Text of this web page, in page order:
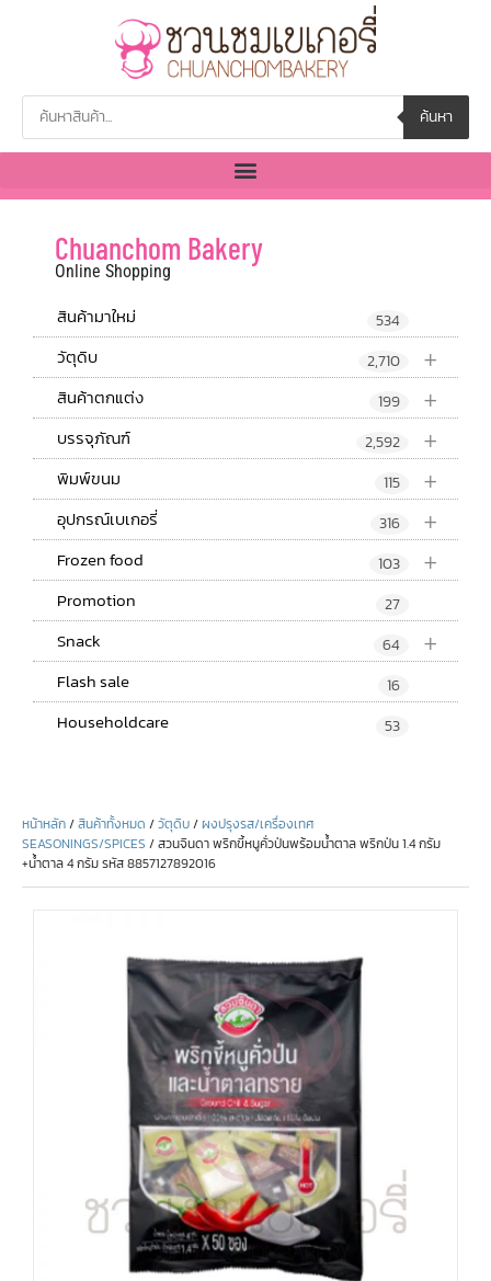
ค้นหา
Chuanchom Bakery
Online Shopping
สินค้ามาใหม่ 534
+
วัตุดิบ 2,710
+
สินค้าตกแต่ง 199
+
บรรจุภัณฑ์ 2,592
+
พิมพ์ขนม 115
+
อุปกรณ์เบเกอรี่ 316
+
Frozen food 103
Promotion 27
+
Snack 64
Flash sale 16
Householdcare 53
หน้าหลัก/สินค้าทั้งหมด /วัตุดิบ/ผงปรุงรส/เครื่องเทศ
SEASONINGS/SPICES / สวนจินดา พริกขี้หนูคั่วป่นพร้อมน้ำตาล พริกป่น 1.4 กรัม
+น้ำตาล 4 กรัม รหัส 8857127892016